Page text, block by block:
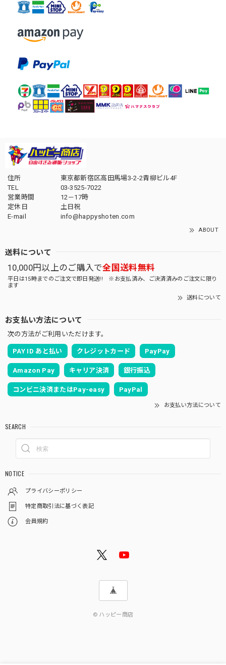
住所
東京都新宿区高田馬場3-2-2青柳ビル4F
TEL
03-3525-7022
営業時間
12－17時
定休日
土日祝
E-mail
info@happyshoten.com
ABOUT
送料について
10,000円以上のご購入で全国送料無料
平日は15時までのご注文で即日発送!! ※お支払済み、ご決済済みのご注文に限り
ます
送料について
お支払い方法について
次の方法がご利用いただけます。
PAY ID あと払い クレジットカード PayPay
Amazon Pay キャリア決済 銀行振込
コンビニ決済またはPay-easy PayPal
お支払い方法について
SEARCH
NOTICE
プライバシーポリシー
特定商取引法に基づく表記
会員規約
© ハッピー商店